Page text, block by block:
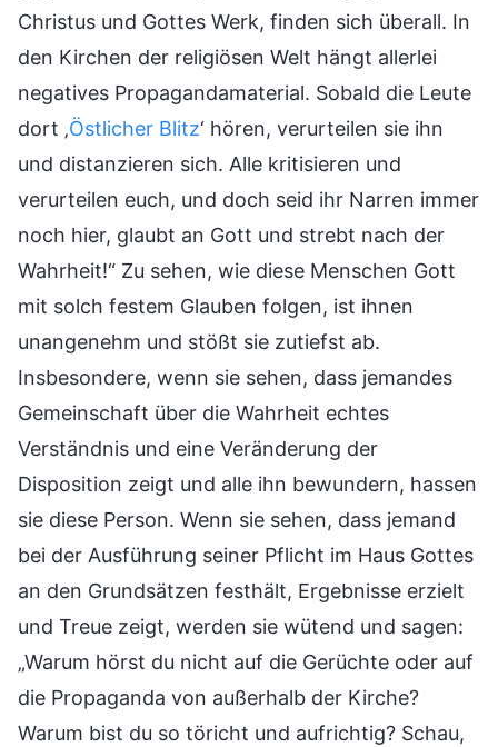
Christus und Gottes Werk, finden sich überall. In
den Kirchen der religiösen Welt hängt allerlei
negatives Propagandamaterial. Sobald die Leute
dort ‚Östlicher Blitz‘ hören, verurteilen sie ihn
und distanzieren sich. Alle kritisieren und
verurteilen euch, und doch seid ihr Narren immer
noch hier, glaubt an Gott und strebt nach der
Wahrheit!“ Zu sehen, wie diese Menschen Gott
mit solch festem Glauben folgen, ist ihnen
unangenehm und stößt sie zutiefst ab.
Insbesondere, wenn sie sehen, dass jemandes
Gemeinschaft über die Wahrheit echtes
Verständnis und eine Veränderung der
Disposition zeigt und alle ihn bewundern, hassen
sie diese Person. Wenn sie sehen, dass jemand
bei der Ausführung seiner Pflicht im Haus Gottes
an den Grundsätzen festhält, Ergebnisse erzielt
und Treue zeigt, werden sie wütend und sagen:
„Warum hörst du nicht auf die Gerüchte oder auf
die Propaganda von außerhalb der Kirche?
Warum bist du so töricht und aufrichtig? Schau,